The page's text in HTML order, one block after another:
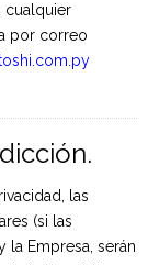
cualquier
por correo
las
(si las
la Empresa, serán